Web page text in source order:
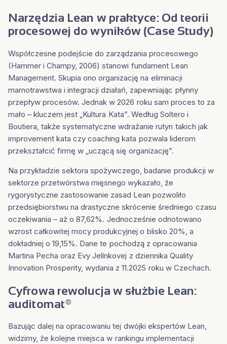
Narzędzia Lean w praktyce: Od teorii
procesowej do wyników (Case Study)
Współczesne podejście do zarządzania procesowego
(Hammer i Champy, 2006) stanowi fundament Lean
Management. Skupia ono organizację na eliminacji
marnotrawstwa i integracji działań, zapewniając płynny
przepływ procesów. Jednak w 2026 roku sam proces to za
mało – kluczem jest „Kultura Kata”. Według Soltero i
Boutiera, także systematyczne wdrażanie rutyn takich jak
improvement kata czy coaching kata pozwala liderom
przekształcić firmę w „uczącą się organizację”.
Na przykładzie sektora spożywczego, badanie produkcji w
sektorze przetwórstwa mięsnego wykazało, że
rygorystyczne zastosowanie zasad Lean pozwoliło
przedsiębiorstwu na drastyczne skrócenie średniego czasu
oczekiwania – aż o 87,62%. Jednocześnie odnotowano
wzrost całkowitej mocy produkcyjnej o blisko 20%, a
dokładniej o 19,15%. Dane te pochodzą z opracowania
Martina Pecha oraz Evy Jelínkovej z dziennika Quality
Innovation Prosperity, wydania z 11.2025 roku w Czechach.
Cyfrowa rewolucja w służbie Lean:
auditomat®
Bazując dalej na opracowaniu tej dwójki ekspertów Lean,
widzimy, że kolejne miejsca w rankingu implementacji